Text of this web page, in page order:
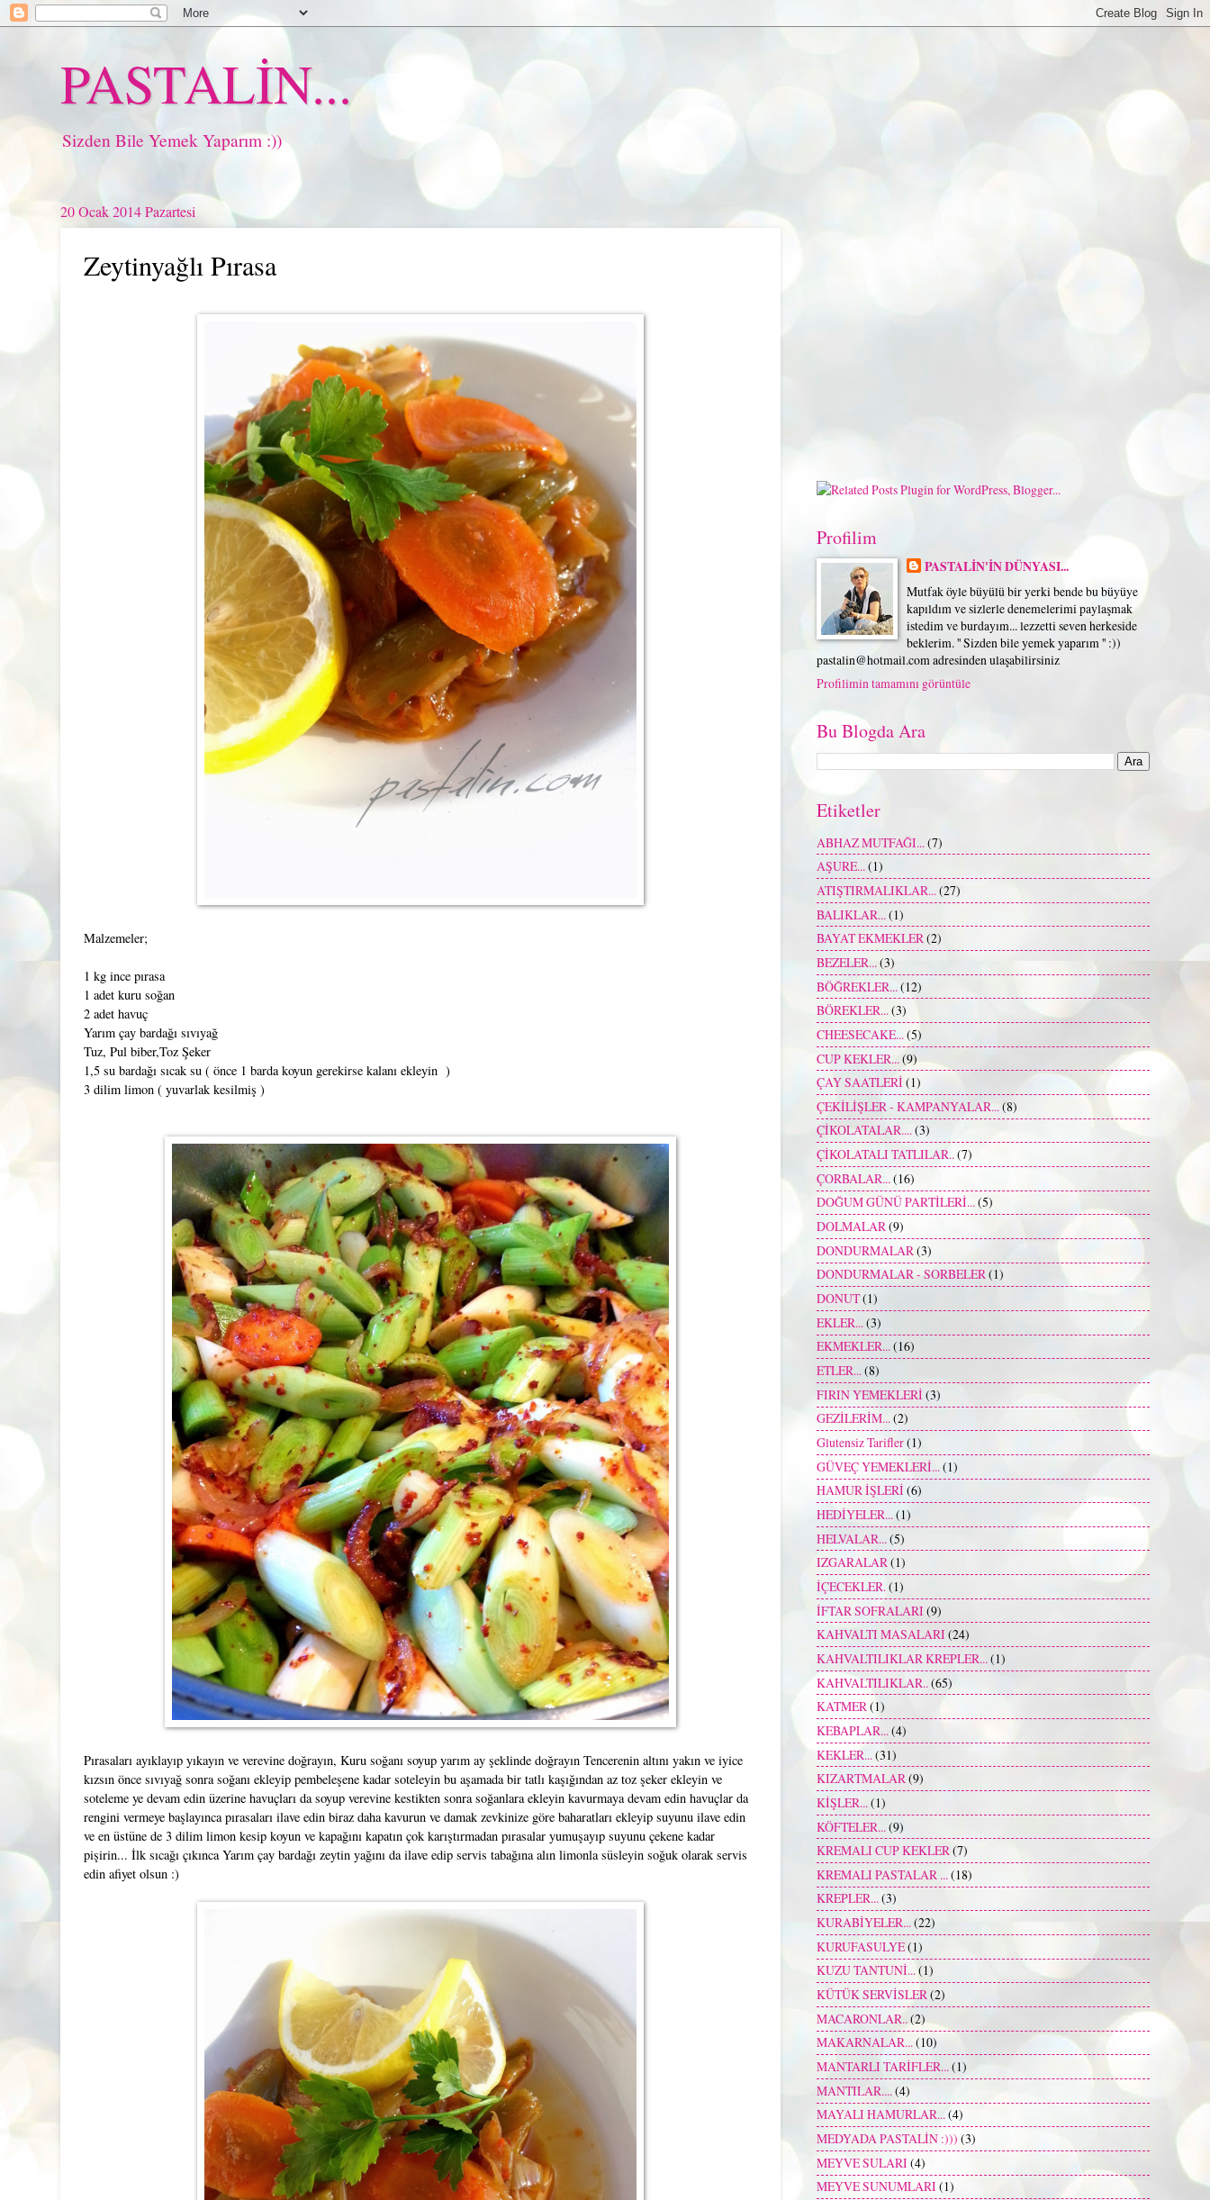
PASTALİN...
Sizden Bile Yemek Yaparım :))
20 Ocak 2014 Pazartesi
Zeytinyağlı Pırasa
Malzemeler;
1 kg ince pırasa
1 adet kuru soğan
2 adet havuç
Yarım çay bardağı sıvıyağ
Tuz, Pul biber,Toz Şeker
1,5 su bardağı sıcak su ( önce 1 barda koyun gerekirse kalanı ekleyin )
3 dilim limon ( yuvarlak kesilmiş )
Pırasaları ayıklayıp yıkayın ve verevine doğrayın, Kuru soğanı soyup yarım ay şeklinde doğrayın Tencerenin altını yakın ve iyice
kızsın önce sıvıyağ sonra soğanı ekleyip pembeleşene kadar soteleyin bu aşamada bir tatlı kaşığından az toz şeker ekleyin ve
soteleme ye devam edin üzerine havuçları da soyup verevine kestikten sonra soğanlara ekleyin kavurmaya devam edin havuçlar da
rengini vermeye başlayınca pırasaları ilave edin biraz daha kavurun ve damak zevkinize göre baharatları ekleyip suyunu ilave edin
ve en üstüne de 3 dilim limon kesip koyun ve kapağını kapatın çok karıştırmadan pırasalar yumuşayıp suyunu çekene kadar
pişirin... İlk sıcağı çıkınca Yarım çay bardağı zeytin yağını da ilave edip servis tabağına alın limonla süsleyin soğuk olarak servis
edin afiyet olsun :)
Profilim
PASTALİN'İN DÜNYASI...
Mutfak öyle büyülü bir yerki bende bu büyüye
kapıldım ve sizlerle denemelerimi paylaşmak
istedim ve burdayım... lezzetti seven herkeside
beklerim. '' Sizden bile yemek yaparım '' :))
pastalin@hotmail.com adresinden ulaşabilirsiniz
Profilimin tamamını görüntüle
Bu Blogda Ara
Etiketler
ABHAZ MUTFAĞI... (7)
AŞURE...(1)
ATIŞTIRMALIKLAR...(27)
BALIKLAR... (1)
BAYAT EKMEKLER(2)
BEZELER...(3)
BÖĞREKLER...(12)
BÖREKLER...(3)
CHEESECAKE...(5)
CUP KEKLER...(9)
ÇAY SAATLERİ (1)
ÇEKİLİŞLER - KAMPANYALAR...(8)
ÇİKOLATALAR....(3)
ÇİKOLATALI TATLILAR..(7)
ÇORBALAR... (16)
DOĞUM GÜNÜ PARTİLERİ...(5)
DOLMALAR(9)
DONDURMALAR (3)
DONDURMALAR - SORBELER(1)
DONUT(1)
EKLER...(3)
EKMEKLER...(16)
ETLER...(8)
FIRIN YEMEKLERİ (3)
GEZİLERİM...(2)
Glutensiz Tarifler(1)
GÜVEÇ YEMEKLERİ...(1)
HAMUR İŞLERİ (6)
HEDİYELER...(1)
HELVALAR... (5)
IZGARALAR(1)
İÇECEKLER.(1)
İFTAR SOFRALARI (9)
KAHVALTI MASALARI(24)
KAHVALTILIKLAR KREPLER...(1)
KAHVALTILIKLAR.. (65)
KATMER(1)
KEBAPLAR...(4)
KEKLER... (31)
KIZARTMALAR(9)
KİŞLER...(1)
KÖFTELER... (9)
KREMALI CUP KEKLER(7)
KREMALI PASTALAR ...(18)
KREPLER...(3)
KURABİYELER...(22)
KURUFASULYE(1)
KUZU TANTUNİ...(1)
KÜTÜK SERVİSLER(2)
MACARONLAR.. (2)
MAKARNALAR...(10)
MANTARLI TARİFLER...(1)
MANTILAR.... (4)
MAYALI HAMURLAR...(4)
MEDYADA PASTALİN :))) (3)
MEYVE SULARI (4)
MEYVE SUNUMLARI (1)